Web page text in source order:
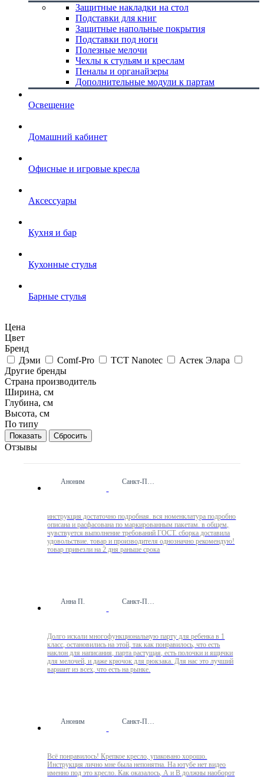
Защитные накладки на стол
Подставки для книг
Защитные напольные покрытия
Подставки под ноги
Полезные мелочи
Чехлы к стульям и креслам
Пеналы и органайзеры
Дополнительные модули к партам
Освещение
Домашний кабинет
Офисные и игровые кресла
Аксессуары
Кухня и бар
Кухонные стулья
Барные стулья
Цена
Цвет
Бренд
Дэми
Comf-Pro TCT Nanotec
Астек Элара
Другие бренды
Страна производитель
Ширина, см
Глубина, см
Высота, см
По типу
Сбросить
Отзывы
Аноним Санкт-Петербург
инструкция достаточно подробная. вся номенклатура подробно
описана и расфасована по маркированным пакетам. в общем,
чувствуется выполнение требований ГОСТ. сборка доставила
удовольствие. товар и производителя однозначно рекомендую!
товар привезли на 2 дня раньше срока
Анна П. Санкт-Петербург
Долго искали многофункциональную парту для ребенка в 1
класс, остановились на этой, так как понравилось, что есть
наклон для написания, парта растущая, есть полочки и ящички
для мелочей, и даже крючок для рюкзака. Для нас это лучший
вариант из всех, что есть на рынке.
Аноним Санкт-Петербург
Всё понравилось! Крепкое кресло, упаковано хорошо.
Инструкция лично мне была непонятна. На ютубе нет видео
именно под это кресло. Как оказалось, А и В должны наоборот